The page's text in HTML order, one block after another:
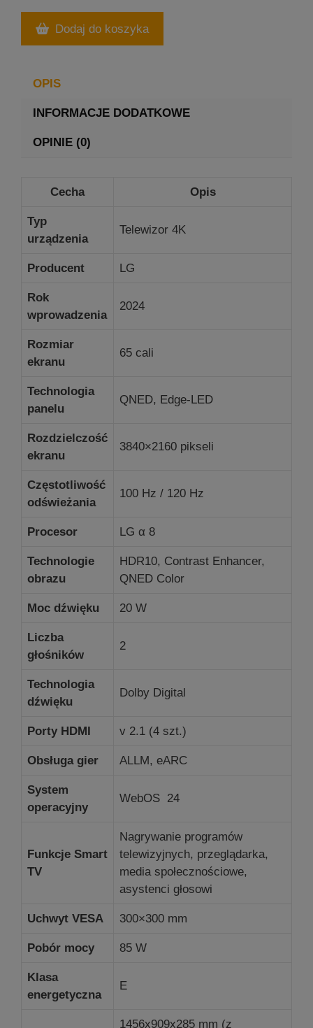
Dodaj do koszyka
OPIS
INFORMACJE DODATKOWE
OPINIE (0)
Cecha Opis
Typ
urządzenia
Telewizor 4K
Producent LG
Rok
wprowadzenia
2024
Rozmiar
ekranu
65 cali
Technologia
panelu
QNED, Edge-LED
Rozdzielczość
ekranu
3840×2160 pikseli
Częstotliwość
odświeżania
100 Hz / 120 Hz
Procesor LG α 8
Technologie
obrazu
HDR10, Contrast Enhancer,
QNED Color
Moc dźwięku 20 W
Liczba
głośników
2
Technologia
dźwięku
Dolby Digital
Porty HDMI v 2.1 (4 szt.)
Obsługa gier ALLM, eARC
System
operacyjny
WebOS 24
Funkcje Smart
TV
Nagrywanie programów
telewizyjnych, przeglądarka,
media społecznościowe,
asystenci głosowi
Uchwyt VESA 300×300 mm
Pobór mocy 85 W
Klasa
energetyczna
E
1456x909x285 mm (z